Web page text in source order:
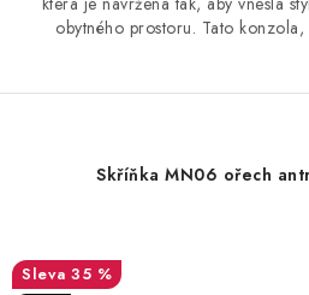
obytného prostoru. Tato
Skříňka MN06 ořech
35 %